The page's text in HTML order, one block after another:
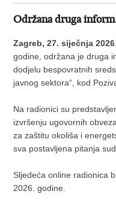
Održana druga
Zagreb, 27. siječnja 2026
godine, održana je druga
dodjelu bespovratnih
javnog sektora“, kod
Na radionici su
izvršenju ugovornih
za zaštitu okoliša i
sva postavljena pitanja
Sljedeća online radionica
2026. godine.